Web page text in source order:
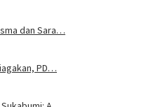
dan Sara…
PD…